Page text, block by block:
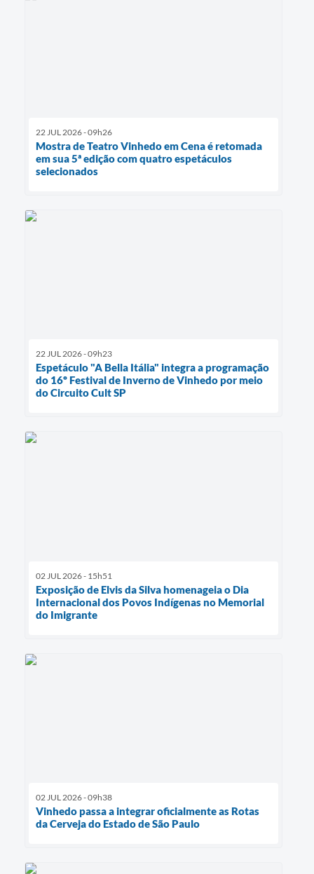
22 JUL 2026 - 09h26
Mostra de Teatro Vinhedo em Cena é retomada
em sua 5ª edição com quatro espetáculos
selecionados
22 JUL 2026 - 09h23
Espetáculo "A Bella Itália" integra a programação
do 16º Festival de Inverno de Vinhedo por meio
do Circuito Cult SP
02 JUL 2026 - 15h51
Exposição de Elvis da Silva homenageia o Dia
Internacional dos Povos Indígenas no Memorial
do Imigrante
02 JUL 2026 - 09h38
Vinhedo passa a integrar oficialmente as Rotas
da Cerveja do Estado de São Paulo